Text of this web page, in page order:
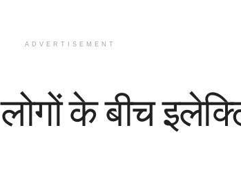
ADVERTISEMENT
के बीच